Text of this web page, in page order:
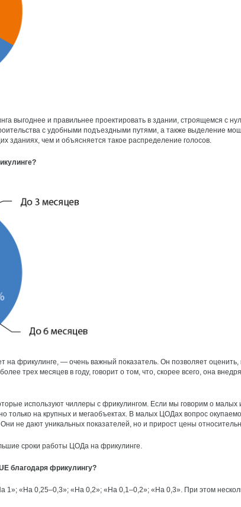
выгоднее и правильнее проектировать в здании, строящемся
с удобными подъездными путями, а также выделение
зданиях, чем и объясняется такое распределение голосов.
фрикулинге, — ​очень важный показатель. Он позволяет оценить,
трех месяцев в году, говорит о том, что, скорее всего, она
используют чиллеры с фрикулингом. Если мы говорим о
только на крупных и мегаобъектах. В малых ЦОДах вопрос
не дают уникальных показателей, но и прирост цены
сроки работы ЦОДа на фрикулинге.
благодаря фрикулингу?
«На 0,25–0,3»; «На 0,2»; «На 0,1–0,2»; «На 0,3». При этом